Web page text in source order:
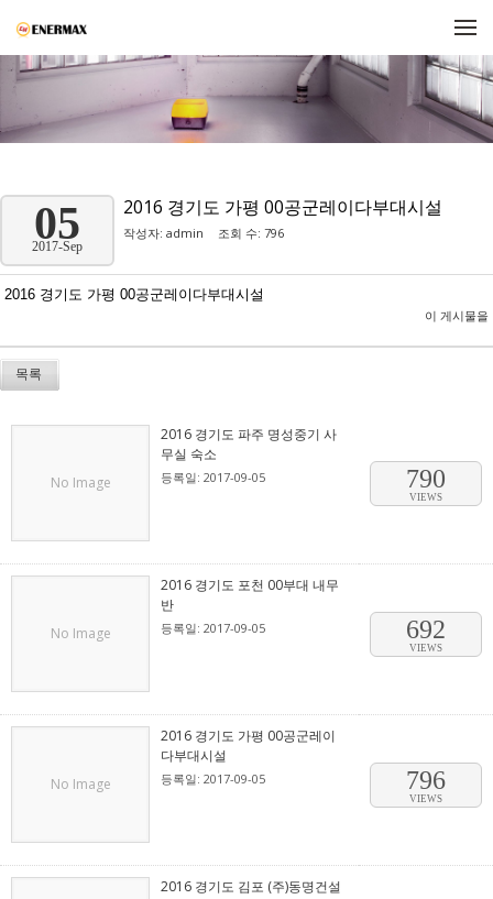
05
2017-Sep
2016 경기도 가평 00공군레이다부대시설
작성자: admin 조회 수: 796
2016 경기도 가평 00공군레이다부대시설
이 게시물을
목록
No Image
2016 경기도 파주 명성중기 사
무실 숙소
등록일: 2017-09-05 790
VIEWS
No Image
2016 경기도 포천 00부대 내무
반
등록일: 2017-09-05 692
VIEWS
No Image
2016 경기도 가평 00공군레이
다부대시설
등록일: 2017-09-05 796
VIEWS
2016 경기도 김포 (주)동명건설